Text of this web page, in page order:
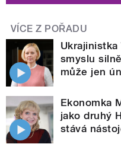
VÍCE Z POŘADU
smyslu
může jen
Ekonomka
jako druhý
stává